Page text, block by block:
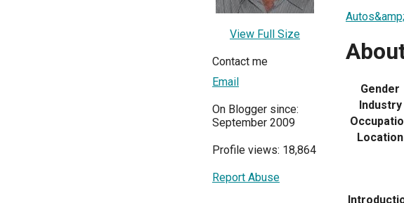
View Full Size
Contact me
Email
On Blogger since:
September 2009
Profile views: 18,864
Report Abuse
Gender
Industry
Location